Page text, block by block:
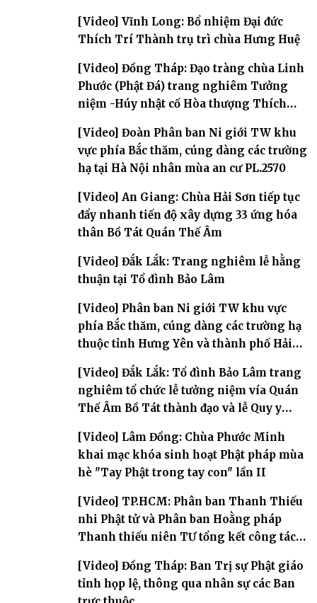
[Video] Vĩnh Long: Bổ nhiệm Đại đức
Thích Trí Thành trụ trì chùa Hưng Huệ
[Video] Đồng Tháp: Đạo tràng chùa Linh
Phước (Phật Đá) trang nghiêm Tưởng
niệm -Húy nhật cố Hòa thượng Thích
[Video] Đoàn Phân ban Ni giới TW khu
vực phía Bắc thăm, cúng dàng các trường
hạ tại Hà Nội nhân mùa an cư PL.2570
[Video] An Giang: Chùa Hải Sơn tiếp tục
đẩy nhanh tiến độ xây dựng 33 ứng hóa
thân Bồ Tát Quán Thế Âm
[Video] Đắk Lắk: Trang nghiêm lễ hằng
thuận tại Tổ đình Bảo Lâm
[Video] Phân ban Ni giới TW khu vực
phía Bắc thăm, cúng dàng các trường hạ
thuộc tỉnh Hưng Yên và thành phố Hải
[Video] Đắk Lắk: Tổ đình Bảo Lâm trang
nghiêm tổ chức lễ tưởng niệm vía Quán
Thế Âm Bồ Tát thành đạo và lễ Quy y
[Video] Lâm Đồng: Chùa Phước Minh
khai mạc khóa sinh hoạt Phật pháp mùa
hè "Tay Phật trong tay con" lần II
[Video] TP.HCM: Phân ban Thanh Thiếu
nhi Phật tử và Phân ban Hoằng pháp
Thanh thiếu niên TƯ tổng kết công tác
[Video] Đồng Tháp: Ban Trị sự Phật giáo
tỉnh họp lệ, thông qua nhân sự các Ban